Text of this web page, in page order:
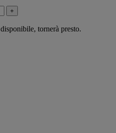
+
tornerà presto.